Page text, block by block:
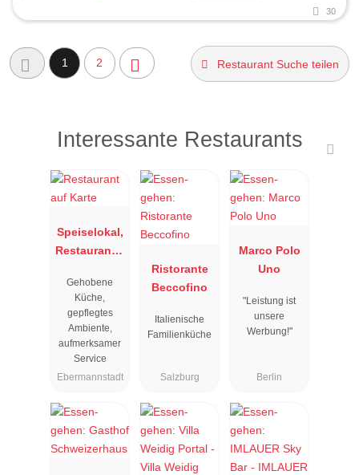
30
1 2 Restaurant Suche teilen
Interessante Restaurants
Speiselokal,
Restaurant "
"
Gehobene
Küche,
gepflegtes
Ambiente,
aufmerksamer
Service
Ebermannstadt
Ristorante
Beccofino
Italienische
Familienküche
Salzburg
Marco Polo
Uno
"Leistung ist
unsere
Werbung!"
Berlin